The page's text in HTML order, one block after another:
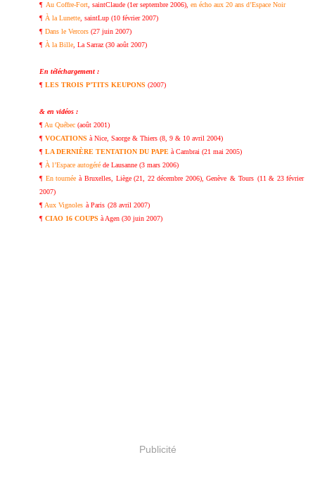
¶ Au Coffre-Fort , saintClaude (1er septembre 2006), en écho aux 20 ans d’Espace Noir
¶ À la Lunette , saintLup (10 février 2007)
¶ Dans le Vercors (27 juin 2007)
¶ À la Bille , La Sarraz (30 août 2007)
En téléchargement :
¶ LES TROIS P’TITS KEUPONS (2007)
& en vidéos :
¶ Au Québec (août 2001)
¶ VOCATIONS à Nice, Saorge & Thiers (8, 9 & 10 avril 2004)
¶ LA DERNIÈRE TENTATION DU PAPE à Cambrai (21 mai 2005)
¶ À l’Espace autogéré de Lausanne (3 mars 2006)
¶ En tournée à Bruxelles, Liège (21, 22 décembre 2006), Genève & Tours (11 & 23 février
2007)
¶ Aux Vignoles à Paris (28 avril 2007)
¶ CIAO 16 COUPS à Agen (30 juin 2007)
Publicité